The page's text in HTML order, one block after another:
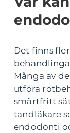
Det finns
Många av
utföra
smärtfritt
tandläkare
endodonti